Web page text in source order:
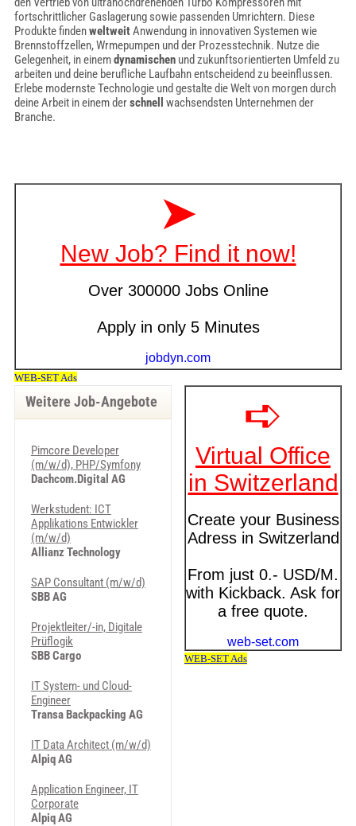
fortschrittlicher Gaslagerung sowie passenden Umrichtern. Diese
Produkte findenweltweitAnwendung in innovativen Systemen wie
Brennstoffzellen, Wrmepumpen und der Prozesstechnik. Nutze die
Gelegenheit, in einemdynamischenund zukunftsorientierten Umfeld zu
arbeiten und deine berufliche Laufbahn entscheidend zu beeinflussen.
Erlebe modernste Technologie und gestalte die Welt von morgen durch
deine Arbeit in einem derschnell
wachsendsten Unternehmen der
Branche.
Weitere Job-Angebote
Pimcore Developer
(m/w/d), PHP/Symfony
Dachcom.Digital AG
Werkstudent: ICT
Applikations Entwickler
(m/w/d)
Allianz Technology
SAP Consultant (m/w/d)
SBB AG
Projektleiter/-in, Digitale
Prüflogik
SBB Cargo
IT System- und Cloud-
Engineer
Transa Backpacking AG
IT Data Architect (m/w/d)
Alpiq AG
Application Engineer, IT
Corporate
Alpiq AG